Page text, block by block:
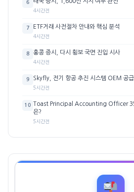
6
4시간전
7 ETF거래 사전절차 안내와 핵심 분석
4시간전
8 홍콩 증시, 다시 횡보 국면 진입 시사
4시간전
9 Skyfly, 전기 항공 추진 시스템 OEM 공급
5시간전
10 Toast Principal Accounting Officer
은?
5시간전